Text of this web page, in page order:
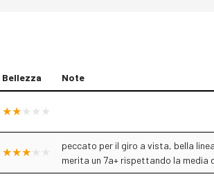
Bellezza Note
peccato per il giro a vista, bella
merita un 7a+ rispettando la media